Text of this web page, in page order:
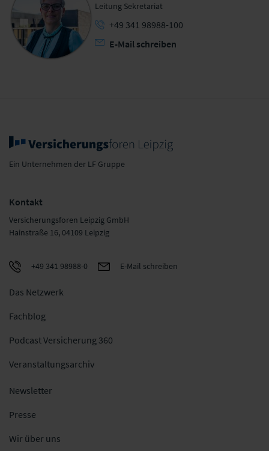
Leitung Sekretariat
+49 341 98988-100
E-Mail schreiben
Ein Unternehmen der LF Gruppe
Kontakt
Versicherungsforen Leipzig GmbH
Hainstraße 16, 04109 Leipzig
+49 341 98988-0 E-Mail schreiben
Das Netzwerk
Fachblog
Podcast Versicherung 360
Veranstaltungsarchiv
Newsletter
Presse
Wir über uns